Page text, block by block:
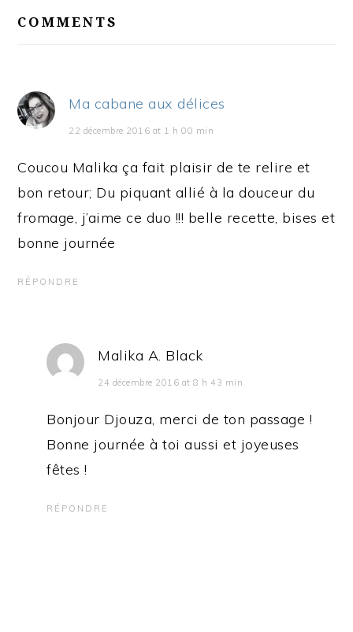
INTERACTIONS
COMMENTS
Ma cabane aux délices
22 décembre 2016 at 1 h 00 min
Coucou Malika ça fait plaisir de te relire et
bon retour; Du piquant allié à la douceur du
fromage, j’aime ce duo !!! belle recette, bises et
bonne journée
RÉPONDRE
Malika A. Black
24 décembre 2016 at 8 h 43 min
Bonjour Djouza, merci de ton passage !
Bonne journée à toi aussi et joyeuses
fêtes !
RÉPONDRE